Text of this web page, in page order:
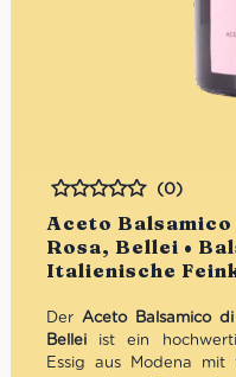
Aceto
Rosa, Bellei •
Italienische
Bewertet
(0)
Der Aceto Balsamico
Belleiist ein
Essig aus Modena mit